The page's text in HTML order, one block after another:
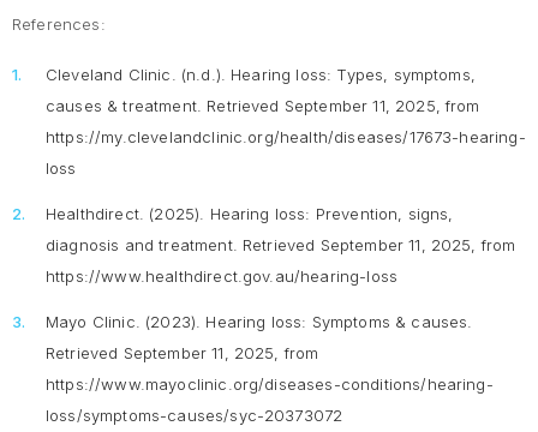
References:
Cleveland Clinic. (n.d.). Hearing loss: Types, symptoms,
causes & treatment. Retrieved September 11, 2025, from
https://my.clevelandclinic.org/health/diseases/17673-hearing-
loss
Healthdirect. (2025). Hearing loss: Prevention, signs,
diagnosis and treatment. Retrieved September 11, 2025, from
https://www.healthdirect.gov.au/hearing-loss
Mayo Clinic. (2023). Hearing loss: Symptoms & causes
Retrieved September 11, 2025, from
https://www.mayoclinic.org/diseases-conditions/hearing-
loss/symptoms-causes/syc-20373072